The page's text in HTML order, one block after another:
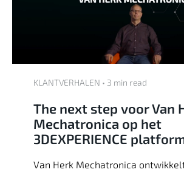
KLANTVERHALEN • 3 min read
The next step voor Van
Mechatronica op het
3DEXPERIENCE
Van Herk Mechatronica